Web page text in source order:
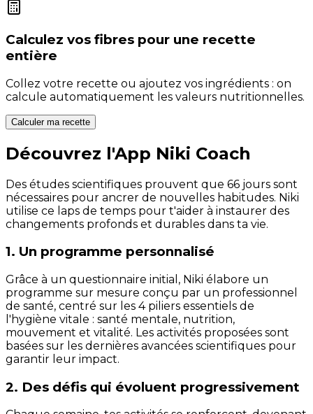
Calculez vos fibres pour une recette
entière
Collez votre recette ou ajoutez vos ingrédients : on
calcule automatiquement les valeurs nutritionnelles.
Calculer ma recette
Découvrez l'App Niki Coach
Des études scientifiques prouvent que 66 jours sont
nécessaires pour ancrer de nouvelles habitudes. Niki
utilise ce laps de temps pour t'aider à instaurer des
changements profonds et durables dans ta vie.
1. Un programme personnalisé
Grâce à un questionnaire initial, Niki élabore un
programme sur mesure conçu par un professionnel
de santé, centré sur les 4 piliers essentiels de
l'hygiène vitale : santé mentale, nutrition,
mouvement et vitalité. Les activités proposées sont
basées sur les dernières avancées scientifiques pour
garantir leur impact.
2. Des défis qui évoluent progressivement